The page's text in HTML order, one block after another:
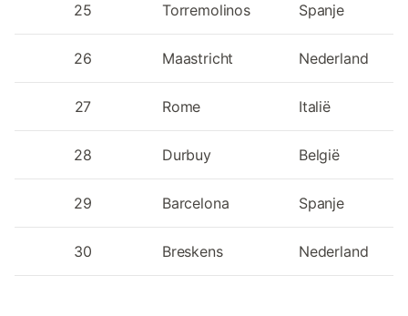
25 Torremolinos Spanje
26 Maastricht Nederland
27 Rome Italië
28 Durbuy België
29 Barcelona Spanje
30 Breskens Nederland